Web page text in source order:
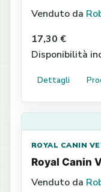
Venduto da
17,30 €
Disponibilità
Dettagli
ROYAL CANIN
Royal Canin
Venduto da